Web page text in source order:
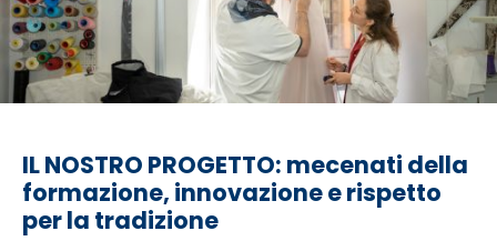
IL NOSTRO PROGETTO: mecenati della
formazione, innovazione e rispetto
per la tradizione